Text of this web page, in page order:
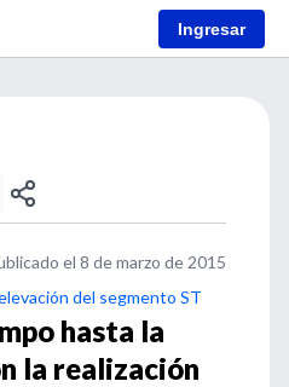
Ingresar
el 8 de marzo de 2015
del segmento ST
hasta la
la realización